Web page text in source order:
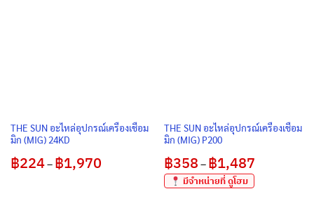
THE SUN อะไหล่อุปกรณ์เครื่องเชื่อม
มิก (MIG) 24KD
฿224– ฿1,970Price
range:
THE SUN อะไหล่อุปกรณ์เครื่องเชื่อม
มิก (MIG) P200
฿358 – ฿1,487Price
฿358
through
มีจำหน่ายที่ ดูโฮม